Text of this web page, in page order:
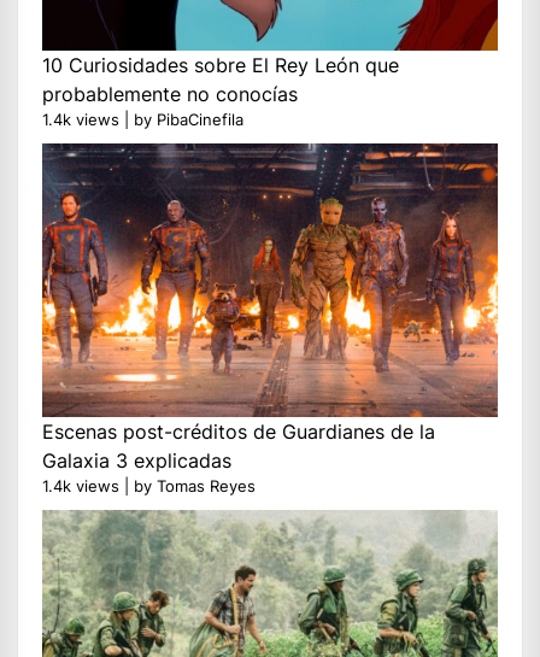
10 Curiosidades sobre El Rey León que
probablemente no conocías
1.4k views by PibaCinefila
Escenas post-créditos de Guardianes de la
Galaxia 3 explicadas
1.4k views by Tomas Reyes